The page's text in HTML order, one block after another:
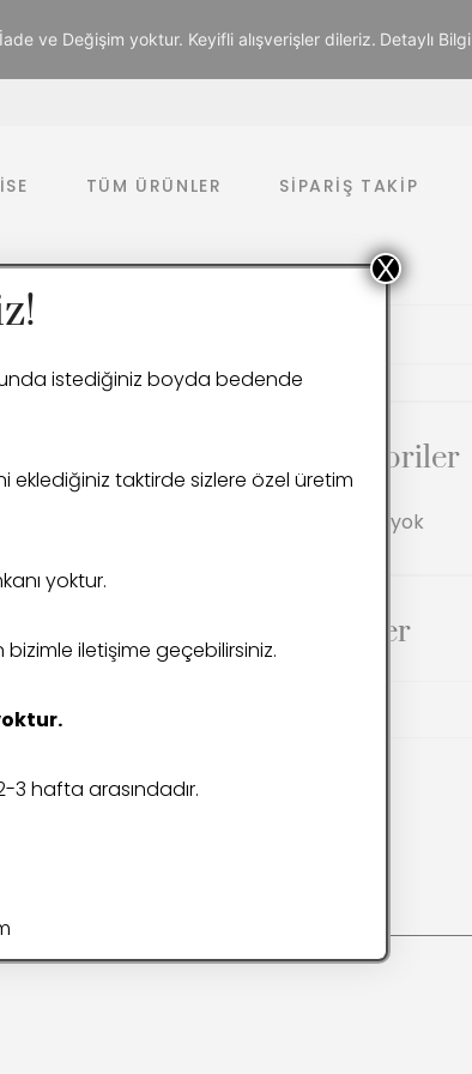
TÜM ÜRÜNLER SIPARIŞ TAKIP
Kategoriler
Kategori yok
Arşivler
istediğiniz boyda bedende
eklediğiniz taktirde sizlere özel üretim
yoktur.
iletişime geçebilirsiniz.
hafta arasındadır.
X
ve Değişim yoktur. Keyifli alışverişler dileriz. Detaylı Bilgi